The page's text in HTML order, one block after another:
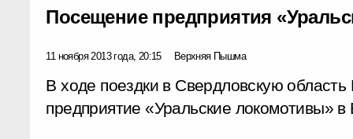
Посещение предприятия
11 ноября 2013 года, 20:15 Верхняя Пышма
В ходе поездки в Свердловскую
предприятие «Уральские локомотивы»